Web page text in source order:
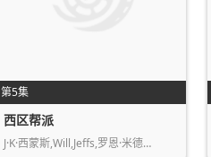
第5集
西区帮派
J·K·西蒙斯,Will,Jeffs,罗恩·米德…